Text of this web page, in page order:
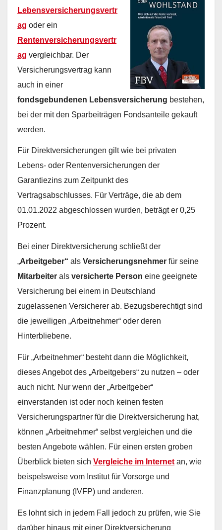
Lebensversicherungsvertr
ag oder ein
Rentenversicherungsvertr
ag vergleichbar. Der
Versicherungsvertrag kann
auch in einer
fondsgebundenen Lebensversicherung bestehen,
bei der mit den Sparbeiträgen Fondsanteile gekauft
werden.
Für Direktversicherungen gilt wie bei privaten
Lebens- oder Rentenversicherungen der
Garantiezins zum Zeitpunkt des
Vertragsabschlusses. Für Verträge, die ab dem
01.01.2022 abgeschlossen wurden, beträgt er 0,25
Prozent.
Bei einer Direktversicherung schließt der
„Arbeitgeber“ als Versicherungsnehmer für seine
Mitarbeiter als versicherte Person eine geeignete
Versicherung bei einem in Deutschland
zugelassenen Versicherer ab. Bezugsberechtigt sind
die jeweiligen „Arbeitnehmer“ oder deren
Hinterbliebene.
Für „Arbeitnehmer“ besteht dann die Möglichkeit,
dieses Angebot des „Arbeitgebers“ zu nutzen – oder
auch nicht. Nur wenn der „Arbeitgeber“
einverstanden ist oder noch keinen festen
Versicherungspartner für die Direktversicherung hat,
können „Arbeitnehmer“ selbst vergleichen und die
besten Angebote wählen. Für einen ersten groben
Überblick bieten sich Vergleiche im Internet an, wie
beispelsweise vom Institut für Vorsorge und
Finanzplanung (IVFP) und anderen.
Es lohnt sich in jedem Fall jedoch zu prüfen, wie Sie
darüber hinaus mit einer Direktversicherung